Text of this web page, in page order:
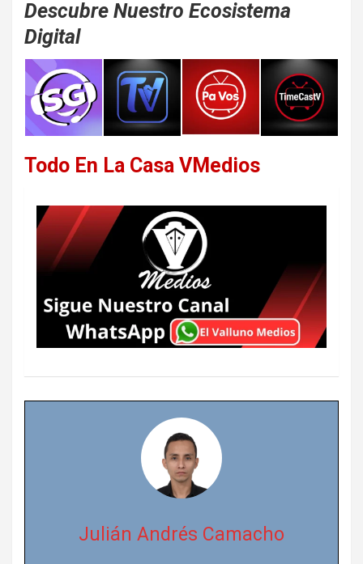
Descubre Nuestro Ecosistema
Digital
Todo En La Casa VMedios
Julián Andrés Camacho